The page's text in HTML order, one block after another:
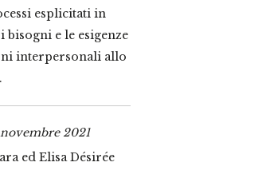
esplicitati in
e le esigenze
interpersonali allo
2021
ed Elisa Désirée